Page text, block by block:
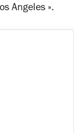
Angeles ».